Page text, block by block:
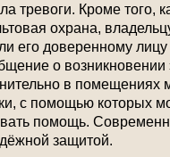
тревоги. Кроме того,
охрана,
его доверенному лицу
о возникновении
в помещениях
с помощью которых
помощь.
защитой.